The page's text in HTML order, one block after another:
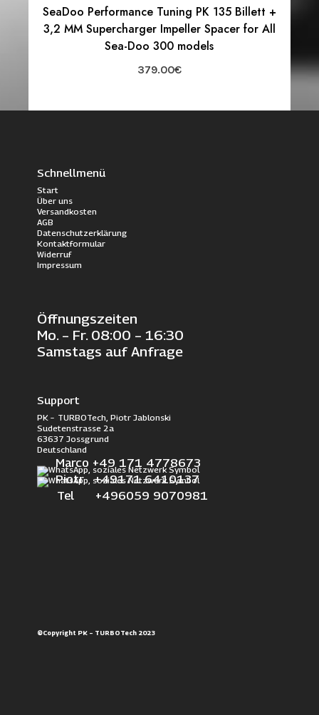
SeaDoo Performance Tuning PK 135 Billett +
3,2 MM Supercharger Impeller Spacer for All
Sea-Doo 300 models
379.00€
Schnellmenü
Start
Über uns
Versandkosten
AGB
Datenschutzerklärung
Kontaktformular
Widerruf
Impressum
Öffnungszeiten
Mo. – Fr. 08:00 – 16:30
Samstags auf Anfrage
Support
PK – TURBOTech, Piotr Jablonski
Sudetenstrasse 2a
63637 Jossgrund
Deutschland
Marco +49 171 4778673
Piotr +49171 6410137
Tel +496059 9070981
©Copyright PK – TURBOTech 2023